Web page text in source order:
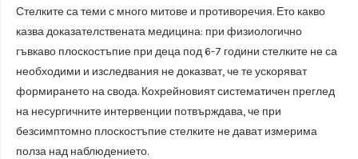
Стелките са теми с много митове и противоречия. Ето какво
казва доказателствената медицина: при физиологично
гъвкаво плоскостъпие при деца под 6-7 години стелките не са
необходими и изследвания не доказват, че те ускоряват
формирането на свода. Кохрейновият систематичен преглед
на несургичните интервенции потвърждава, че при
безсимптомно плоскостъпие стелките не дават измерима
полза над наблюдението.